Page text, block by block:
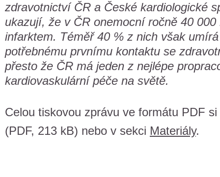
zdravotnictví ČR a České kardiologické
ukazují, že v ČR onemocní ročně 40
infarktem. Téměř 40 % z nich však
potřebnému prvnímu kontaktu se
přesto že ČR má jeden z nejlépe
kardiovaskulární péče na světě.
Celou tiskovou zprávu ve formátu PDF
(PDF, 213 kB) nebo v sekci Materiály.